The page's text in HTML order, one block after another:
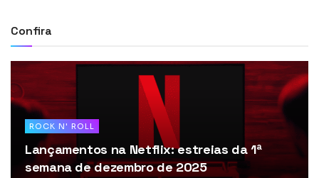
Confira
ROCK N' ROLL
Lançamentos na Netflix: estreias da 1ª
semana de dezembro de 2025